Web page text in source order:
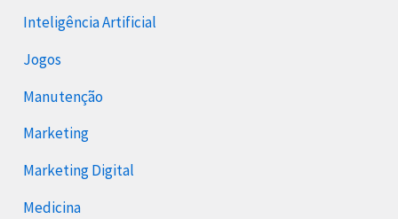
Inteligência Artificial
Jogos
Manutenção
Marketing
Marketing Digital
Medicina